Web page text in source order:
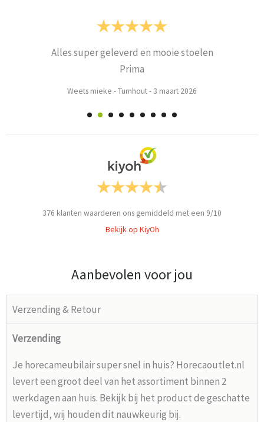
Alles super geleverd en mooie stoelen
Prima
Weets mieke -Turnhout- 3 maart 2026
376 klanten waarderen ons gemiddeld met een 9/10
Bekijk op KiyOh
Aanbevolen voor jou
Verzending & Retour
Verzending
Je horecameubilair super snel in huis? Horecaoutlet.nl
levert een groot deel van het assortiment binnen 2
werkdagen aan huis. Bekijk bij het product de geschatte
levertijd, wij houden dit nauwkeurig bij.